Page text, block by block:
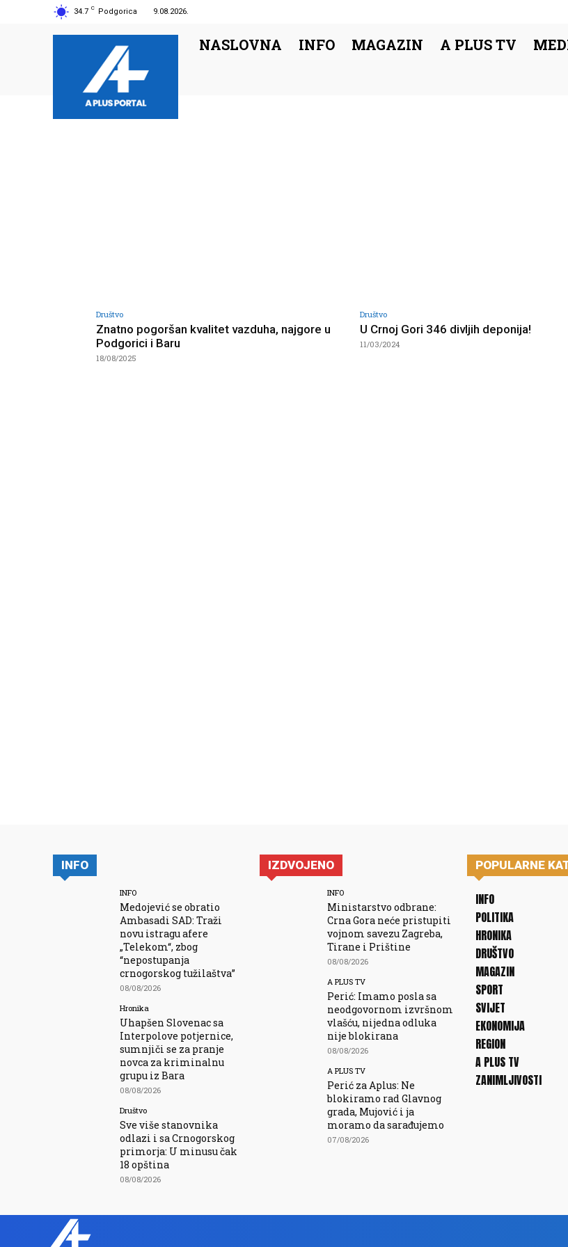
34.7 C Podgorica 9.08.2026.
NASLOVNA INFO MAGAZIN A PLUS TV
Društvo
Znatno pogoršan kvalitet vazduha, najgore u
Podgorici i Baru
18/08/2025
Društvo
U Crnoj Gori 346 divljih deponija!
11/03/2024
INFO
INFO
Medojević se obratio
Ambasadi SAD: Traži
novu istragu afere
„Telekom“, zbog
“nepostupanja
crnogorskog tužilaštva”
08/08/2026
Hronika
Uhapšen Slovenac sa
Interpolove potjernice,
sumnjiči se za pranje
novca za kriminalnu
grupu iz Bara
08/08/2026
Društvo
Sve više stanovnika
odlazi i sa Crnogorskog
primorja: U minusu čak
18 opština
08/08/2026
IZDVOJENO
INFO
Ministarstvo odbrane:
Crna Gora neće pristupiti
vojnom savezu Zagreba,
Tirane i Prištine
08/08/2026
A PLUS TV
Perić: Imamo posla sa
neodgovornom izvršnom
vlašću, nijedna odluka
nije blokirana
08/08/2026
A PLUS TV
Perić za Aplus: Ne
blokiramo rad Glavnog
grada, Mujović i ja
moramo da sarađujemo
07/08/2026
POPULARNE
INFO
POLITIKA
HRONIKA
DRUŠTVO
MAGAZIN
SPORT
SVIJET
EKONOMIJA
REGION
A PLUS TV
ZANIMLJIVOSTI